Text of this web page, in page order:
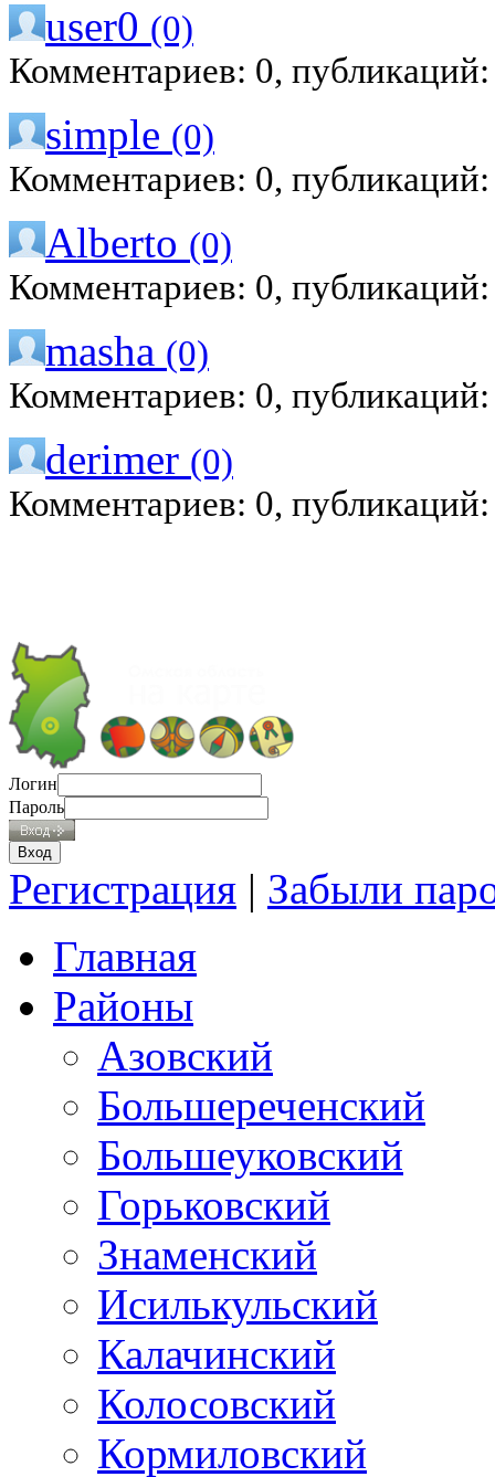
user0 (0)
Комментариев: 0,
simple (0)
Комментариев: 0,
Alberto (0)
Комментариев: 0,
masha (0)
Комментариев: 0,
derimer (0)
Комментариев: 0,
Логин
Пароль
Регистрация | Забыли
Главная
Районы
Азовский
Большереченский
Большеуковский
Горьковский
Знаменский
Исилькульский
Калачинский
Колосовский
Кормиловский